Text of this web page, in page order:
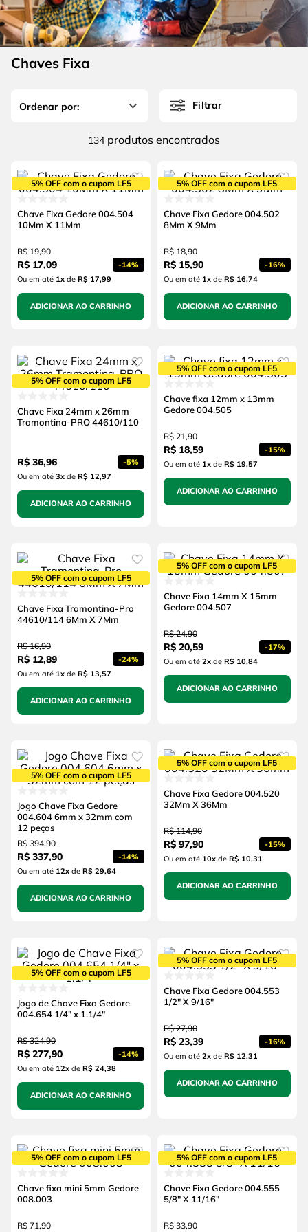
Chaves Fixa
Filtrar
134 produtos
5% OFF com o cupom LF5
Chave Fixa Gedore 004.504
10Mm X 11Mm
R$ 19,90
R$ 17,09 -14%
Ou em até 1xde R$ 17,99
ADICIONAR AO CARRINHO
5% OFF com o cupom LF5
Chave Fixa Gedore 004.502
8Mm X 9Mm
R$ 18,90
R$ 15,90 -16%
Ou em até 1xde R$ 16,74
ADICIONAR AO CARRINHO
5% OFF com o cupom LF5
Chave Fixa 24mm x 26mm
Tramontina-PRO 44610/110
R$ 36,96 -5%
Ou em até 3xde R$ 12,97
ADICIONAR AO CARRINHO
5% OFF com o cupom LF5
Chave fixa 12mm x 13mm
Gedore 004.505
R$ 21,90
R$ 18,59 -15%
Ou em até 1xde R$ 19,57
ADICIONAR AO CARRINHO
5% OFF com o cupom LF5
Chave Fixa Tramontina-Pro
44610/114 6Mm X 7Mm
R$ 16,90
R$ 12,89 -24%
Ou em até 1xde R$ 13,57
ADICIONAR AO CARRINHO
5% OFF com o cupom LF5
Chave Fixa 14mm X 15mm
Gedore 004.507
R$ 24,90
R$ 20,59 -17%
Ou em até 2xde R$ 10,84
ADICIONAR AO CARRINHO
5% OFF com o cupom LF5
Jogo Chave Fixa Gedore
004.604 6mm x 32mm com
12 peças
R$ 394,90
R$ 337,90 -14%
Ou em até 12xde R$ 29,64
ADICIONAR AO CARRINHO
5% OFF com o cupom LF5
Chave Fixa Gedore 004.520
32Mm X 36Mm
R$ 114,90
R$ 97,90 -15%
Ou em até 10xde R$ 10,31
ADICIONAR AO CARRINHO
5% OFF com o cupom LF5
Jogo de Chave Fixa Gedore
004.654 1/4" x 1.1/4"
R$ 324,90
R$ 277,90 -14%
Ou em até 12xde R$ 24,38
ADICIONAR AO CARRINHO
5% OFF com o cupom LF5
Chave Fixa Gedore 004.553
1/2" X 9/16"
R$ 27,90
R$ 23,39 -16%
Ou em até 2xde R$ 12,31
ADICIONAR AO CARRINHO
5% OFF com o cupom LF5
Chave fixa mini 5mm Gedore
008.003
R$ 71,90
5% OFF com o cupom LF5
Chave Fixa Gedore 004.555
5/8" X 11/16"
R$ 33,90
6º fio
7º serra copo
8º chave impacto
disco corte
4 º escada
5º serra circular
º
chave impacto